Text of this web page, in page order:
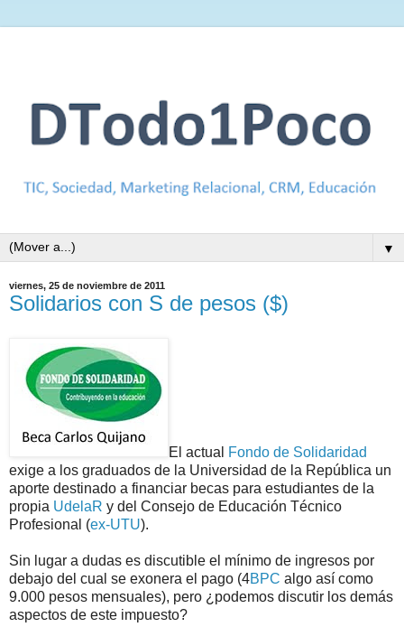
▼
viernes, 25 de noviembre de 2011
Solidarios con S de pesos ($)
El actual
Fondo de Solidaridad
exige a los graduados de la Universidad de la República un
aporte destinado a financiar becas para estudiantes de la
propia UdelaR y del Consejo de Educación Técnico
Profesional (ex-UTU).
Sin lugar a dudas es discutible el mínimo de ingresos por
debajo del cual se exonera el pago (4BPC algo así como
9.000 pesos mensuales), pero ¿podemos discutir los demás
aspectos de este impuesto?